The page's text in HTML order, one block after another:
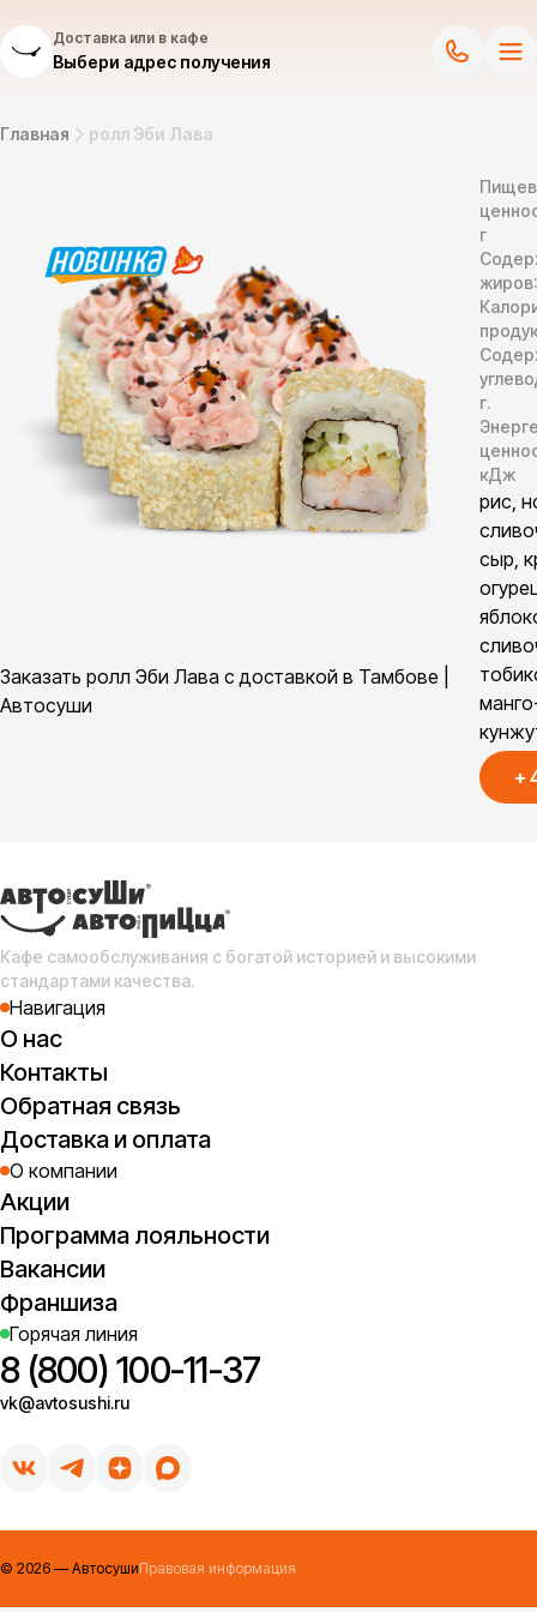
Доставка или в кафе
Выбери адрес получения
Главная ролл Эби Лава
Заказать ролл Эби Лава с доставкой в Тамбове |
Автосуши
г
г.
кДж
рис,
сыр,
+
Кафе самообслуживания с богатой историей и высокими
стандартами качества.
Навигация
О нас
Контакты
Обратная связь
Доставка и оплата
О компании
Акции
Программа лояльности
Вакансии
Франшиза
Горячая линия
8 (800) 100-11-37
vk@avtosushi.ru
© 2026 — АвтосушиПравовая информация